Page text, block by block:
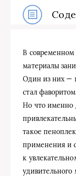
В современном
материалы
Один из них —
стал
Но что именно
такое
применения и
к
удивительного